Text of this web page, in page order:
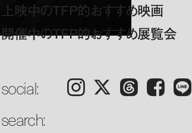
上映中のTFP的おすすめ映画
開催中のTFP的おすすめ展覧会
social: Instagram 𝕏 Threads Facebook LINE
search: